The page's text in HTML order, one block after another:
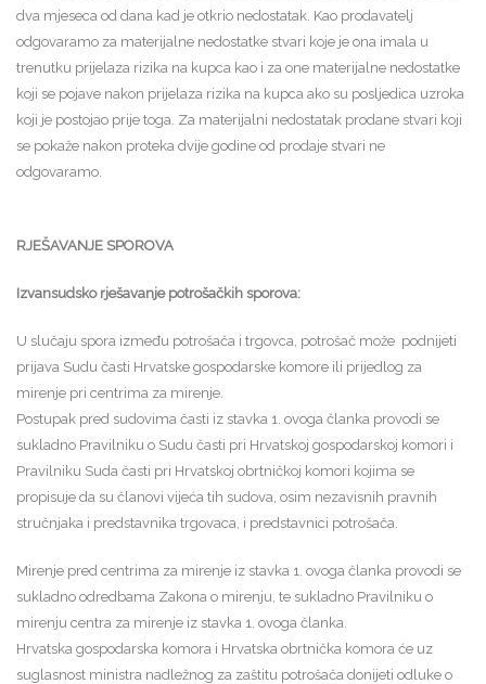
dva mjeseca od dana kad je otkrio nedostatak. Kao prodavatelj
odgovaramo za materijalne nedostatke stvari koje je ona imala u
trenutku prijelaza rizika na kupca kao i za one materijalne nedostatke
koji se pojave nakon prijelaza rizika na kupca ako su posljedica uzroka
koji je postojao prije toga. Za materijalni nedostatak prodane stvari koji
se pokaže nakon proteka dvije godine od prodaje stvari ne
odgovaramo.
RJEŠAVANJE SPOROVA
Izvansudsko rješavanje potrošačkih sporova:
U slučaju spora između potrošača i trgovca, potrošač može podnijeti
prijava Sudu časti Hrvatske gospodarske komore ili prijedlog za
mirenje pri centrima za mirenje.
Postupak pred sudovima časti iz stavka 1. ovoga članka provodi se
sukladno Pravilniku o Sudu časti pri Hrvatskoj gospodarskoj komori i
Pravilniku Suda časti pri Hrvatskoj obrtničkoj komori kojima se
propisuje da su članovi vijeća tih sudova, osim nezavisnih pravnih
stručnjaka i predstavnika trgovaca, i predstavnici potrošača.
Mirenje pred centrima za mirenje iz stavka 1. ovoga članka provodi se
sukladno odredbama Zakona o mirenju, te sukladno Pravilniku o
mirenju centra za mirenje iz stavka 1. ovoga članka.
Hrvatska gospodarska komora i Hrvatska obrtnička komora će uz
suglasnost ministra nadležnog za zaštitu potrošača donijeti odluke o